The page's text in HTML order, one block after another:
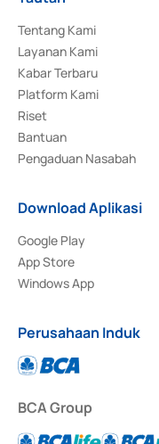
Tentang Kami
Layanan Kami
Kabar Terbaru
Platform Kami
Riset
Bantuan
Pengaduan Nasabah
Download Aplikasi
Google Play
App Store
Windows App
Perusahaan Induk
BCA Group